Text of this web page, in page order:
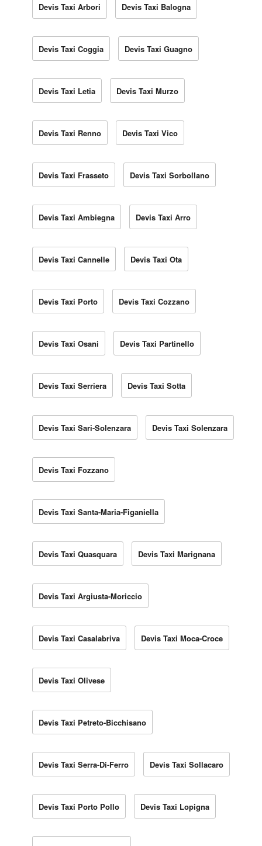
Devis Taxi Arbori Devis Taxi Balogna
Devis Taxi Coggia Devis Taxi Guagno
Devis Taxi Letia Devis Taxi Murzo
Devis Taxi Renno Devis Taxi Vico
Devis Taxi Frasseto Devis Taxi Sorbollano
Devis Taxi Ambiegna Devis Taxi Arro
Devis Taxi Cannelle Devis Taxi Ota
Devis Taxi Porto Devis Taxi Cozzano
Devis Taxi Osani Devis Taxi Partinello
Devis Taxi Serriera Devis Taxi Sotta
Devis Taxi Sari-Solenzara Devis Taxi Solenzara
Devis Taxi Fozzano
Devis Taxi Santa-Maria-Figaniella
Devis Taxi Quasquara Devis Taxi Marignana
Devis Taxi Argiusta-Moriccio
Devis Taxi Casalabriva Devis Taxi Moca-Croce
Devis Taxi Olivese
Devis Taxi Petreto-Bicchisano
Devis Taxi Serra-Di-Ferro Devis Taxi Sollacaro
Devis Taxi Porto Pollo Devis Taxi Lopigna